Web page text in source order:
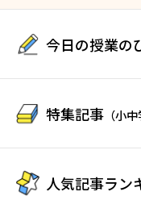
今日の授業の
特集記事 （小
人気記事ラン